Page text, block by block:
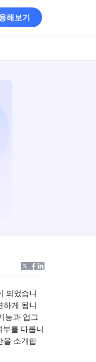
해보기
되었습니
하게 됩니
능과 업그
를 다룹니
을 소개합